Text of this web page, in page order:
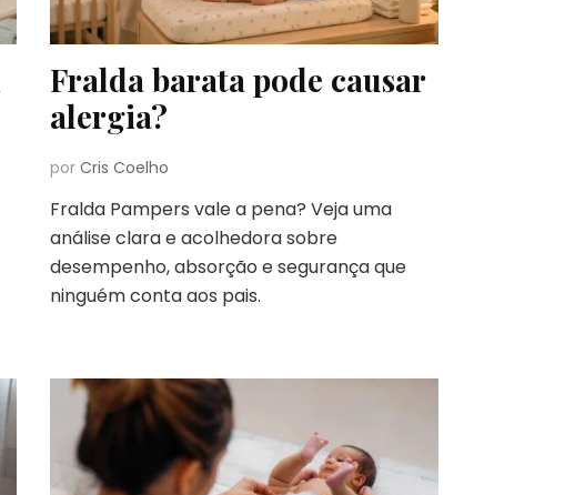
Fralda barata pode causar
alergia?
por Cris Coelho
Fralda Pampers vale a pena? Veja uma
análise clara e acolhedora sobre
desempenho, absorção e segurança que
ninguém conta aos pais.